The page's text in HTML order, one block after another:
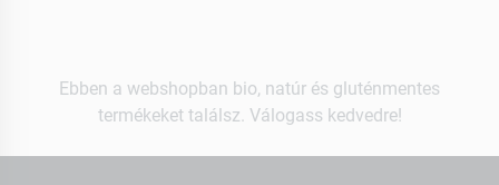
Ebben a webshopban bio, natúr és gluténmentes
termékeket találsz. Válogass kedvedre!